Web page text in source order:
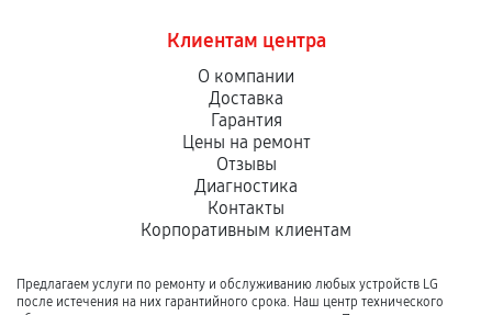
Клиентам центра
О компании
Доставка
Гарантия
Цены на ремонт
Отзывы
Диагностика
Контакты
Корпоративным клиентам
Предлагаем услуги по ремонту и обслуживанию любых устройств LG
после истечения на них гарантийного срока. Наш центр технического